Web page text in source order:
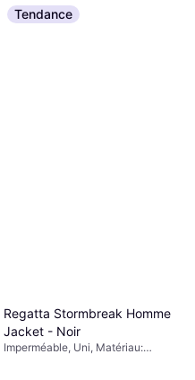
Tendance
Regatta Stormbreak Homme
Jacket - Noir
Imperméable, Uni, Matériau: